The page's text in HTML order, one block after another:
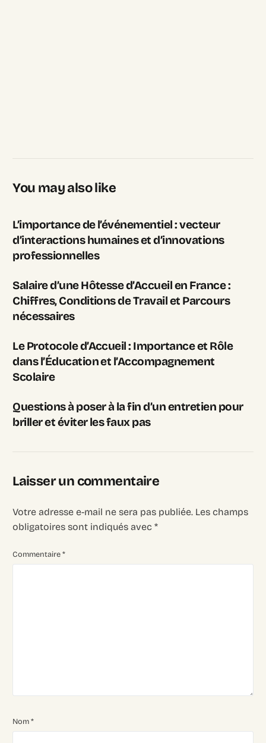
You may also like
L’importance de l’événementiel : vecteur
d’interactions humaines et d’innovations
professionnelles
Salaire d’une Hôtesse d’Accueil en France :
Chiffres, Conditions de Travail et Parcours
nécessaires
Le Protocole d’Accueil : Importance et Rôle
dans l’Éducation et l’Accompagnement
Scolaire
Questions à poser à la fin d’un entretien pour
briller et éviter les faux pas
Laisser un commentaire
Votre adresse e-mail ne sera pas publiée. Les champs
obligatoires sont indiqués avec*
Commentaire*
Nom*